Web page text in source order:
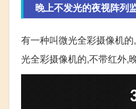
晚上不发光的夜视阵列
有一种叫微光全彩摄像机
光全彩摄像机的,不带红外,